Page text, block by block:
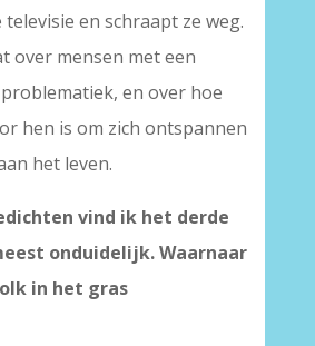
en schraapt ze weg.
over mensen met een
en over hoe
hen is om zich ontspannen
het leven.
vind ik het derde
onduidelijk. Waarnaar
in het gras